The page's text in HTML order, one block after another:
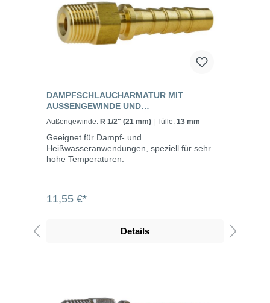
DAMPFSCHLAUCHARMATUR MIT
AUSSENGEWINDE UND S
ICHERUNGSBUND, MESSING
Außengewinde: R 1/2" (21 mm) | Tülle: 13 mm
Geeignet für Dampf- und
Heißwasseranwendungen, speziell für sehr
hohe Temperaturen.
11,55 €*
Details